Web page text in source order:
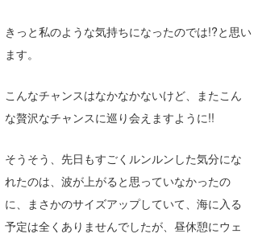
きっと私のような気持ちになったのでは!?と思い
ます。
こんなチャンスはなかなかないけど、またこん
な贅沢なチャンスに巡り会えますように!!
そうそう、先日もすごくルンルンした気分にな
れたのは、波が上がると思っていなかったの
に、まさかのサイズアップしていて、海に入る
予定は全くありませんでしたが、昼休憩にウェ
chappy